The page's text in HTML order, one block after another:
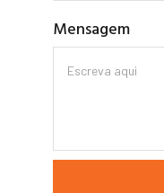
Mensagem